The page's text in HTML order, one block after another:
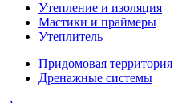
Утепление и изоляция
Мастики и праймеры
Утеплитель
Придомовая территория
Дренажные системы